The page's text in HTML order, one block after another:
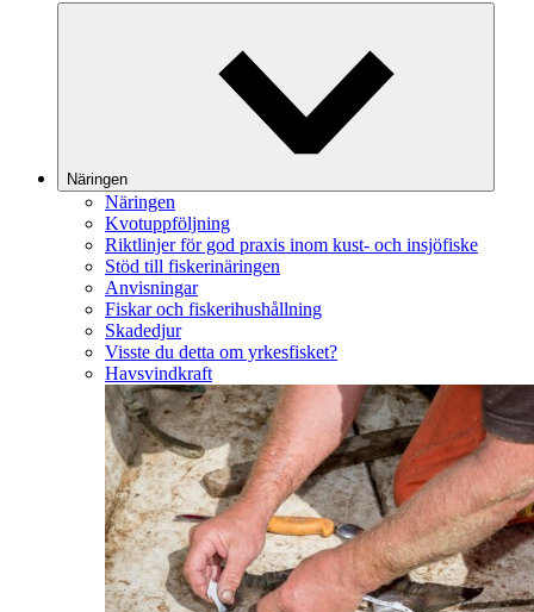
Näringen
Näringen
Kvotuppföljning
Riktlinjer för god praxis inom kust- och insjöfiske
Stöd till fiskerinäringen
Anvisningar
Fiskar och fiskerihushållning
Skadedjur
Visste du detta om yrkesfisket?
Havsvindkraft